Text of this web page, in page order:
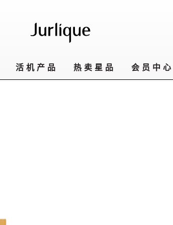
活机产品 热卖星品 会员中